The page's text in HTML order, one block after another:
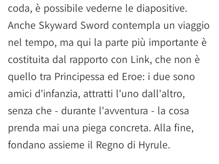
coda, è possibile vederne le diapositive.
Anche Skyward Sword contempla un viaggio
nel tempo, ma qui la parte più importante è
costituita dal rapporto con Link, che non è
quello tra Principessa ed Eroe: i due sono
amici d'infanzia, attratti l'uno dall'altro,
senza che - durante l'avventura - la cosa
prenda mai una piega concreta. Alla fine,
fondano assieme il Regno di Hyrule.